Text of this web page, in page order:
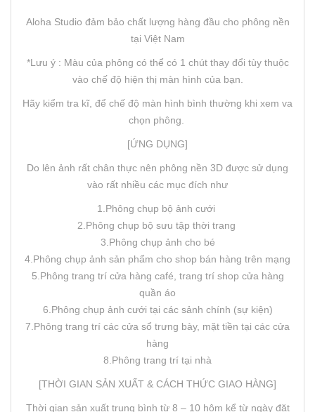
Aloha Studio đảm bảo chất lượng hàng đầu cho phông nền
tại Việt Nam
*Lưu ý : Màu của phông có thể có 1 chút thay đổi tùy thuộc
vào chế độ hiện thị màn hình của bạn.
Hãy kiểm tra kĩ, để chế độ màn hình bình thường khi xem va
chọn phông.
[ỨNG DỤNG]
Do lên ảnh rất chân thực nên phông nền 3D được sử dụng
vào rất nhiều các mục đích như
1.Phông chụp bộ ảnh cưới
2.Phông chụp bộ sưu tập thời trang
3.Phông chụp ảnh cho bé
4.Phông chụp ảnh sản phẩm cho shop bán hàng trên mạng
5.Phông trang trí cửa hàng café, trang trí shop cửa hàng
quần áo
6.Phông chụp ảnh cưới tại các sảnh chính (sự kiện)
7.Phông trang trí các cửa sổ trưng bày, mặt tiền tại các cửa
hàng
8.Phông trang trí tại nhà
[THỜI GIAN SẢN XUẤT & CÁCH THỨC GIAO HÀNG]
Thời gian sản xuất trung bình từ 8 – 10 hôm kể từ ngày đặt